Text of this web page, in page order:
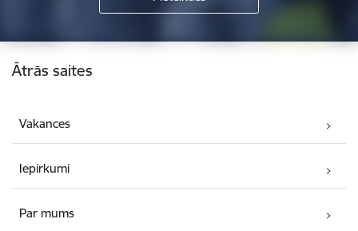
Kājene
Ātrās saites
Vakances
Iepirkumi
Par mums